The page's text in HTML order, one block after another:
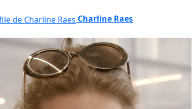
Charline Raes